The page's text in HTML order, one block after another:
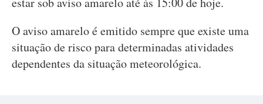
O aviso amarelo é emitido sempre que existe uma
situação de risco para determinadas atividades
dependentes da situação meteorológica.